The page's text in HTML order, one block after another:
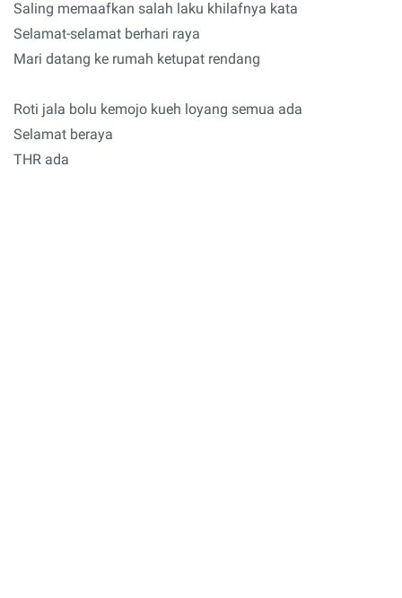
Saling memaafkan salah laku khilafnya kata
Selamat-selamat berhari raya
Mari datang ke rumah ketupat rendang
Roti jala bolu kemojo kueh loyang semua ada
Selamat beraya
THR ada